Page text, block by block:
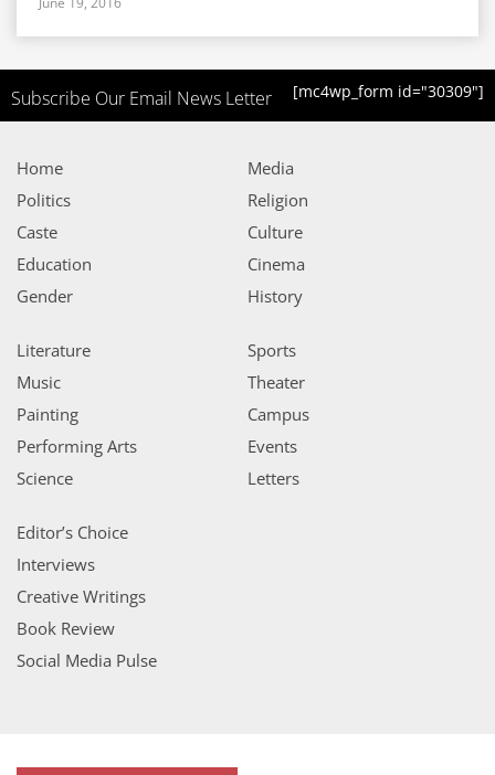
Subscribe Our Email News Letter [mc4wp_form id="30309"]
Home
Politics
Caste
Education
Gender
Media
Religion
Culture
Cinema
History
Literature
Music
Painting
Performing Arts
Science
Sports
Theater
Campus
Events
Letters
Editor’s Choice
Interviews
Creative Writings
Book Review
Social Media Pulse